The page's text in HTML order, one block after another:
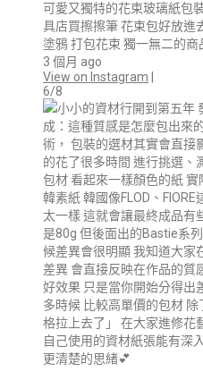
可愛又獨特的花束玻璃紙包
具店買擦擦筆 花束包好放進
塗鴉 打包花束 獨一無二的
3 個月 ago
View on Instagram
6/8